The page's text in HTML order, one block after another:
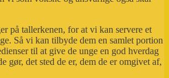
på tallerkenen, for at vi kan servere et
Så vi kan tilbyde dem en samlet portion
til at give de unge en god hverdag
gør, det sted de er, dem de er omgivet af,